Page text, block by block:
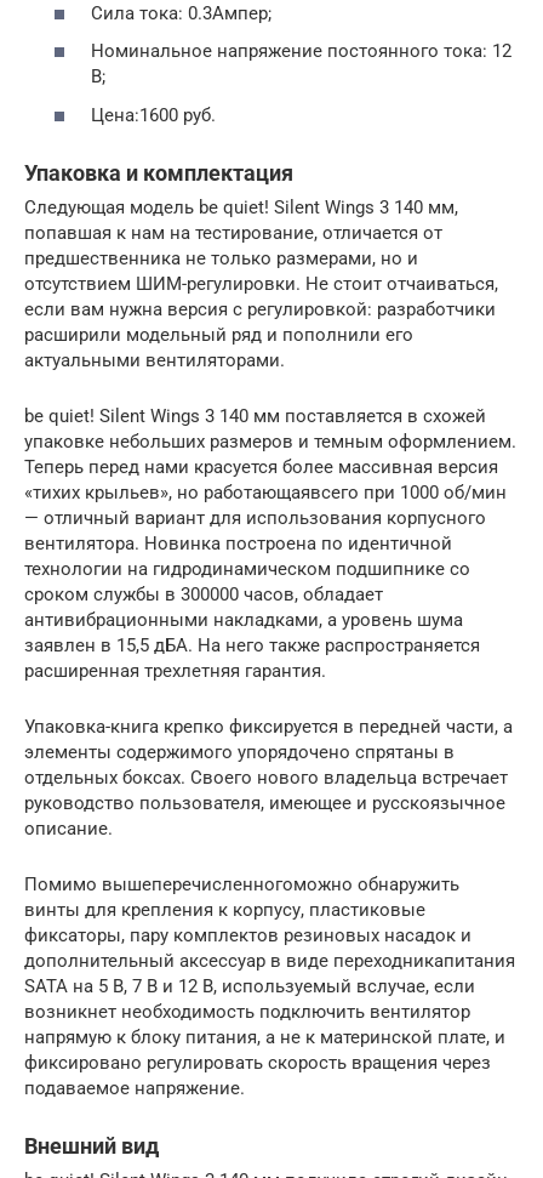
Сила тока: 0.3Ампер;
Номинальное напряжение постоянного тока: 12
В;
Цена:1600 руб.
Упаковка и комплектация
Следующая модель be quiet! Silent Wings 3 140 мм,
попавшая к нам на тестирование, отличается от
предшественника не только размерами, но и
отсутствием ШИМ-регулировки. Не стоит отчаиваться,
если вам нужна версия с регулировкой: разработчики
расширили модельный ряд и пополнили его
актуальными вентиляторами.
be quiet! Silent Wings 3 140 мм поставляется в схожей
упаковке небольших размеров и темным оформлением.
Теперь перед нами красуется более массивная версия
«тихих крыльев», но работающаявсего при 1000 об/мин
— отличный вариант для использования корпусного
вентилятора. Новинка построена по идентичной
технологии на гидродинамическом подшипнике со
сроком службы в 300000 часов, обладает
антивибрационными накладками, а уровень шума
заявлен в 15,5 дБА. На него также распространяется
расширенная трехлетняя гарантия.
Упаковка-книга крепко фиксируется в передней части, а
элементы содержимого упорядочено спрятаны в
отдельных боксах. Своего нового владельца встречает
руководство пользователя, имеющее и русскоязычное
описание.
Помимо вышеперечисленногоможно обнаружить
винты для крепления к корпусу, пластиковые
фиксаторы, пару комплектов резиновых насадок и
дополнительный аксессуар в виде переходникапитания
SATA на 5 В, 7 В и 12 В, используемый вслучае, если
возникнет необходимость подключить вентилятор
напрямую к блоку питания, а не к материнской плате, и
фиксировано регулировать скорость вращения через
подаваемое напряжение.
Внешний вид